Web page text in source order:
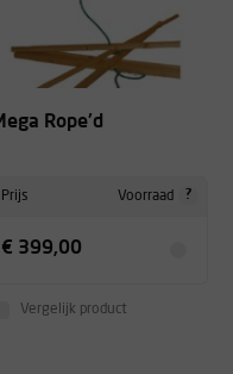
Rope'd
Prijs Voorraad ?
€ 399,00
Vergelijk product